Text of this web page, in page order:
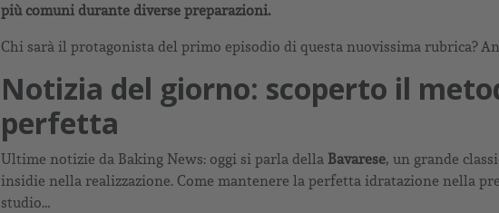
più comuni durante diverse preparazioni.
Chi sarà il protagonista del primo episodio di questa nuovissima rubrica?
Notizia del giorno: scoperto il
perfetta
Ultime notizie da Baking News: oggi si parla della Bavarese, un grande
insidie nella realizzazione. Come mantenere la perfetta idratazione nella
studio…